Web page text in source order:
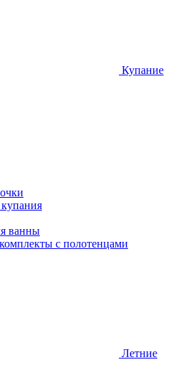
Купание
ванны
с полотенцами
Летние